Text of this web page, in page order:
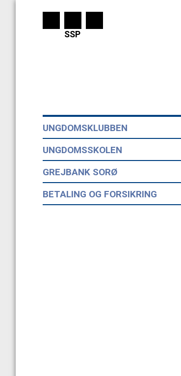
SSP
UNGDOMSKLUBBEN
UNGDOMSSKOLEN
GREJBANK SORØ
BETALING OG FORSIKRING